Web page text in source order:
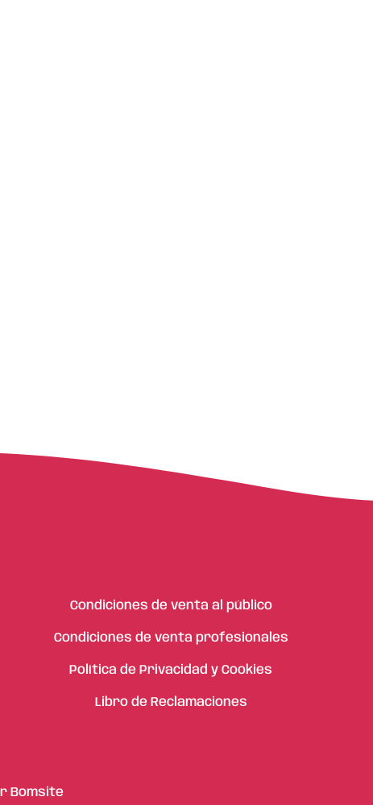
Condiciones de venta al público
Condiciones de venta profesionales
Política de Privacidad y Cookies
Libro de Reclamaciones
Bomsite